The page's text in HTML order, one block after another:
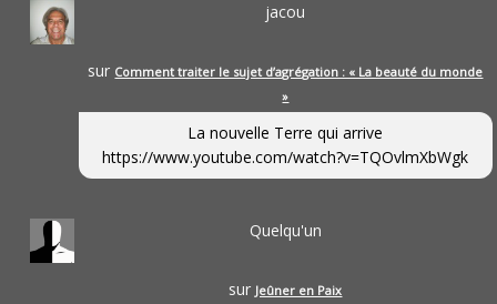
jacou
sur Comment traiter le sujet d’agrégation : « La beauté du monde
»
La nouvelle Terre qui arrive
https://www.youtube.com/watch?v=TQOvlmXbWgk
Quelqu'un
sur Jeûner en Paix